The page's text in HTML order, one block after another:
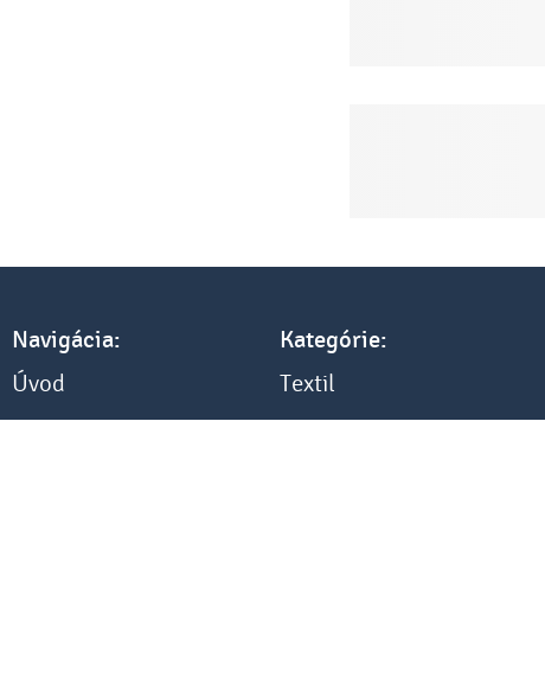
Navigácia:
Úvod
Kategórie:
Textil